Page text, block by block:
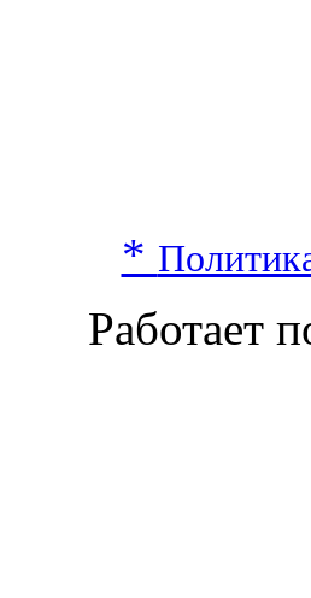
*
Работает